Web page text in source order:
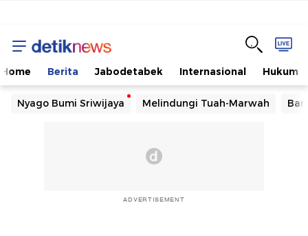
Home Berita Jabodetabek Internasional Hukum
Nyago Bumi Sriwijaya Melindungi Tuah-Marwah
ADVERTISEMENT